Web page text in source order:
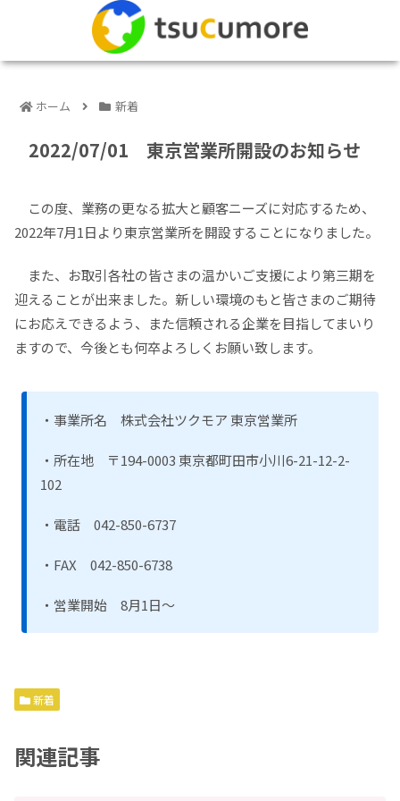
ホーム 新着
2022/07/01 東京営業所開設のお知らせ
この度、業務の更なる拡大と顧客ニーズに対応するため、
2022年7月1日より東京営業所を開設することになりました。
また、お取引各社の皆さまの温かいご支援により第三期を
迎えることが出来ました。新しい環境のもと皆さまのご期待
にお応えできるよう、また信頼される企業を目指してまいり
ますので、今後とも何卒よろしくお願い致します。
・事業所名 株式会社ツクモア 東京営業所
・所在地 〒194-0003 東京都町田市小川6-21-12-2-
102
・電話 042-850-6737
・FAX 042-850-6738
・営業開始 8月1日～
新着
関連記事